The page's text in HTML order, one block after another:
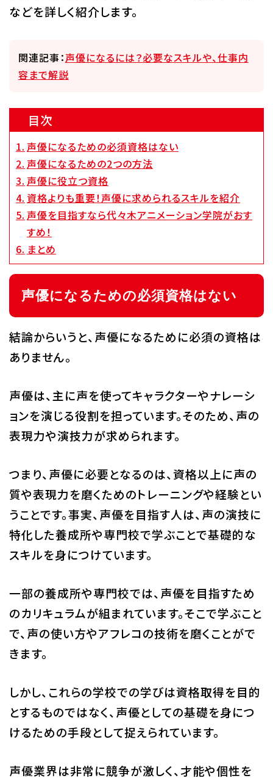
在学生の活躍
イベント
新着情報
Q&A・お問い合わせ
大学・社会人の方へ
高校3年生の方へ
高校1・2年生の方へ
保護者の方へ
代アニグループサイト 企業情報
などを詳しく紹介します。
関連記事：声優になるには？必要なスキルや、仕事内
容まで解説
目次
声優になるための必須資格はない
声優になるための2つの方法
声優に役立つ資格
資格よりも重要！声優に求められるスキルを紹介
声優を目指すなら代々木アニメーション学院がおす
すめ！
まとめ
声優になるための必須資格はない
結論からいうと、声優になるために必須の資格は
ありません。
声優は、主に声を使ってキャラクターやナレーシ
ョンを演じる役割を担っています。そのため、声の
表現力や演技力が求められます。
つまり、声優に必要となるのは、資格以上に声の
質や表現力を磨くためのトレーニングや経験とい
うことです。事実、声優を目指す人は、声の演技に
特化した養成所や専門校で学ぶことで基礎的な
スキルを身につけています。
一部の養成所や専門校では、声優を目指すため
のカリキュラムが組まれています。そこで学ぶこと
で、声の使い方やアフレコの技術を磨くことがで
きます。
しかし、これらの学校での学びは資格取得を目的
とするものではなく、声優としての基礎を身につ
けるための手段として捉えられています。
声優業界は非常に競争が激しく、才能や個性を